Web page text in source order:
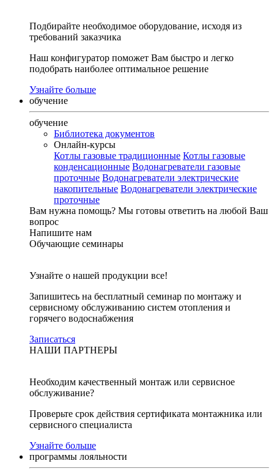
Подбирайте необходимое оборудование, исходя из
требований заказчика
Наш конфигуратор поможет Вам быстро и легко
подобрать наиболее оптимальное решение
Узнайте больше
обучение
обучение
Библиотека документов
Онлайн-курсы
Котлы газовые традиционные Котлы газовые
конденсационные Водонагреватели газовые
проточные Водонагреватели электрические
накопительные Водонагреватели электрические
проточные
Вам нужна помощь? Мы готовы ответить на любой Ваш
вопрос
Напишите нам
Обучающие семинары
Узнайте о нашей продукции все!
Запишитесь на бесплатный семинар по монтажу и
сервисному обслуживанию систем отопления и
горячего водоснабжения
Записаться
НАШИ ПАРТНЕРЫ
Необходим качественный монтаж или сервисное
обслуживание?
Проверьте срок действия сертификата монтажника или
сервисного специалиста
Узнайте больше
программы лояльности